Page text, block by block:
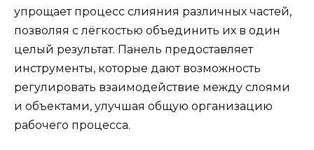
упрощает процесс слияния различных частей,
позволяя с лёгкостью объединить их в один
целый результат. Панель предоставляет
инструменты, которые дают возможность
регулировать взаимодействие между слоями
и объектами, улучшая общую организацию
рабочего процесса.